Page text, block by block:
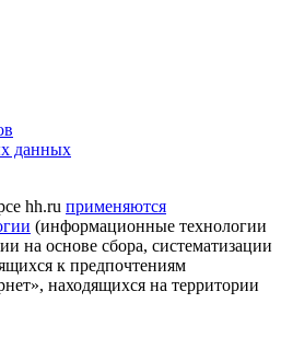
данных
hh.ru применяются
(информационные технологии
на основе сбора, систематизации
к предпочтениям
находящихся на территории